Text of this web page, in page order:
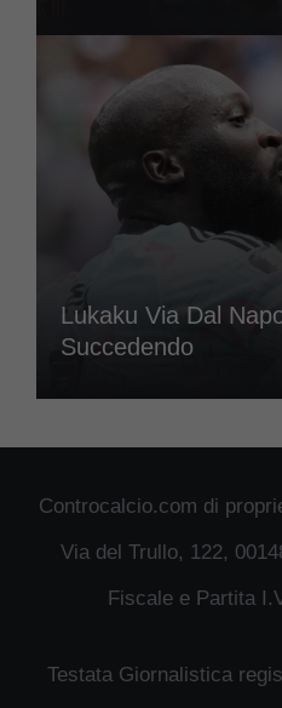
Lukaku Via Dal
Succedendo
Controcalcio.com di
Via del Trullo, 122,
Fiscale e Partita
Testata Giornalistica